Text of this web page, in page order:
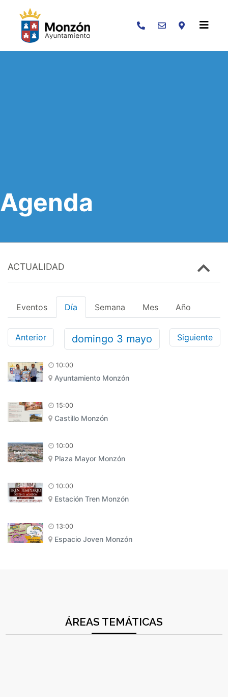
Buscar
Agenda
ACTUALIDAD
Eventos Día Semana Mes Año
Anterior domingo 3 mayo Siguiente
10:00
Ayuntamiento Monzón
15:00
Castillo Monzón
10:00
Plaza Mayor Monzón
10:00
Estación Tren Monzón
13:00
Espacio Joven Monzón
ÁREAS TEMÁTICAS